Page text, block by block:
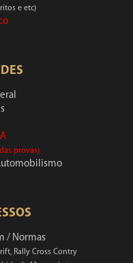
e etc)
provas)
/ Normas
Rally Cross Contry